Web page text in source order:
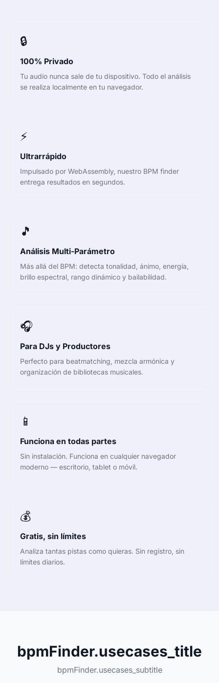
🔒
100% Privado
Tu audio nunca sale de tu dispositivo. Todo el análisis
se realiza localmente en tu navegador.
⚡
Ultrarrápido
Impulsado por WebAssembly, nuestro BPM finder
entrega resultados en segundos.
🎵
Análisis Multi-Parámetro
Más allá del BPM: detecta tonalidad, ánimo, energía,
brillo espectral, rango dinámico y bailabilidad.
🎧
Para DJs y Productores
Perfecto para beatmatching, mezcla armónica y
organización de bibliotecas musicales.
📱
Funciona en todas partes
Sin instalación. Funciona en cualquier navegador
moderno — escritorio, tablet o móvil.
💰
Gratis, sin límites
Analiza tantas pistas como quieras. Sin registro, sin
límites diarios.
bpmFinder.usecases_title
bpmFinder.usecases_subtitle